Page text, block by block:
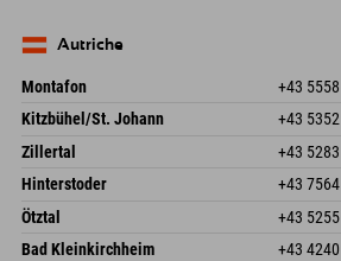
Allemagne
Autriche
Montafon +43
Dorfstr. 127b
6793 Gaschurn/Montafon
Autriche
Kitzbühel/St. Johann +43
Speckbacherstraße 87
6380 St. Johann in Tirol
Autriche
Zillertal +43
Schmiedau 2
Autriche
Hinterstoder +43
Freizeitpark 10
4573 Hinterstoder
Autriche
Ötztal +43
Gscheat 14
Bad Kleinkirchheim +43